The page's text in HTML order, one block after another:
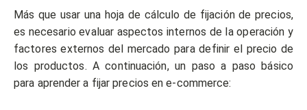
Más que usar una hoja de cálculo de fijación de precios,
es necesario evaluar aspectos internos de la operación y
factores externos del mercado para definir el precio de
los productos. A continuación, un paso a paso básico
para aprender a fijar precios en e-commerce: